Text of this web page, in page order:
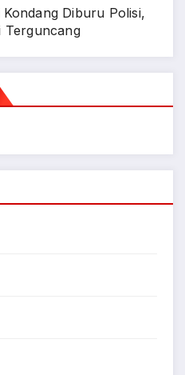
Diburu Polisi,
Terguncang